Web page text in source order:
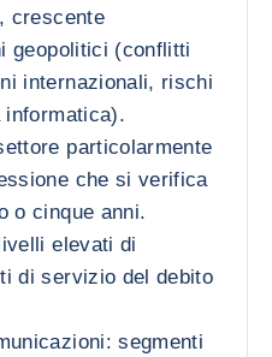
crescente
geopolitici (conflitti
internazionali, rischi
particolarmente
che si verifica
o cinque anni.
elevati di
di servizio del debito
segmenti